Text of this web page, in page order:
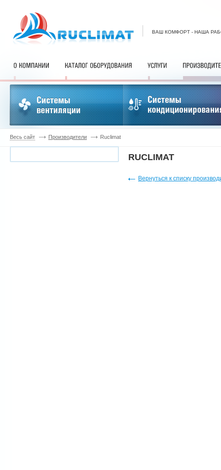
ВАШ КОМФОРТ - НАША
Весь сайт Производители Ruclimat
RUCLIMAT
Вернуться к списку